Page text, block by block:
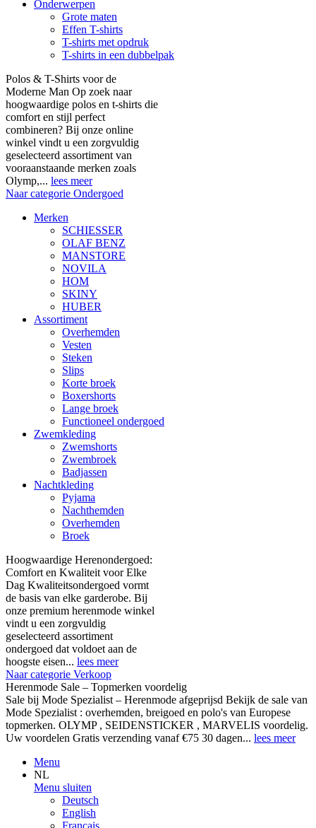
Onderwerpen
Grote maten
Effen T-shirts
T-shirts met opdruk
T-shirts in een dubbelpak
Polos & T-Shirts voor de
Moderne Man Op zoek naar
hoogwaardige polos en t-shirts die
comfort en stijl perfect
combineren? Bij onze online
winkel vindt u een zorgvuldig
geselecteerd assortiment van
vooraanstaande merken zoals
Olymp,... lees meer
Naar categorie Ondergoed
Merken
SCHIESSER
OLAF BENZ
MANSTORE
NOVILA
HOM
SKINY
HUBER
Assortiment
Overhemden
Vesten
Steken
Slips
Korte broek
Boxershorts
Lange broek
Functioneel ondergoed
Zwemkleding
Zwemshorts
Zwembroek
Badjassen
Nachtkleding
Pyjama
Nachthemden
Overhemden
Broek
Hoogwaardige Herenondergoed:
Comfort en Kwaliteit voor Elke
Dag Kwaliteitsondergoed vormt
de basis van elke garderobe. Bij
onze premium herenmode winkel
vindt u een zorgvuldig
geselecteerd assortiment
ondergoed dat voldoet aan de
hoogste eisen... lees meer
Naar categorie Verkoop
Herenmode Sale – Topmerken voordelig
Sale bij Mode Spezialist – Herenmode afgeprijsd Bekijk de sale van
Mode Spezialist : overhemden, breigoed en polo's van Europese
topmerken. OLYMP , SEIDENSTICKER , MARVELIS voordelig.
Uw voordelen Gratis verzending vanaf €75 30 dagen... lees meer
Menu
NL
Menu sluiten
Deutsch
English
Français